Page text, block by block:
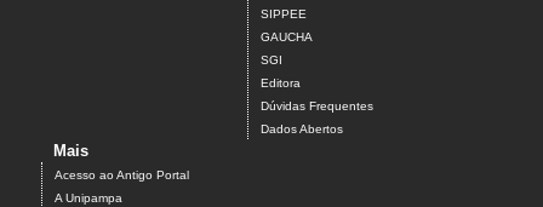
SIPPEE
GAUCHA
SGI
Editora
Dúvidas Frequentes
Dados Abertos
Mais
Acesso ao Antigo Portal
A Unipampa